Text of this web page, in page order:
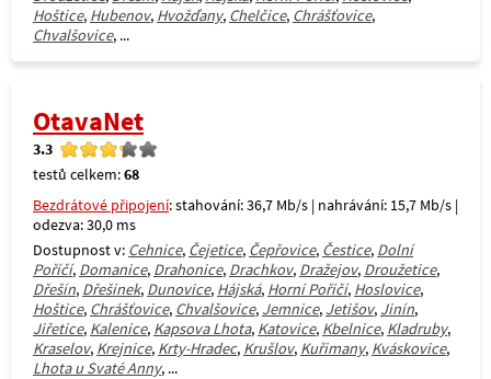
Hoštice, Hubenov, Hvožďany, Chelčice, Chrášťovice,
Chvalšovice, ...
OtavaNet
3.3
testů celkem:68
Bezdrátové připojení: stahování: 36,7 Mb/s | nahrávání: 15,7 Mb/s |
odezva: 30,0 ms
Dostupnost v: Cehnice, Čejetice, Čepřovice, Čestice, Dolní
Poříčí, Domanice, Drahonice, Drachkov, Dražejov, Droužetice,
Dřešín, Dřešínek, Dunovice, Hájská, Horní Poříčí, Hoslovice,
Hoštice, Chrášťovice, Chvalšovice, Jemnice, Jetišov, Jinín,
Jiřetice, Kalenice, Kapsova Lhota, Katovice, Kbelnice, Kladruby,
Kraselov, Krejnice, Krty-Hradec, Krušlov, Kuřimany, Kváskovice,
Lhota u Svaté Anny, ...